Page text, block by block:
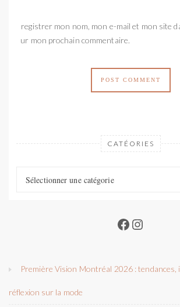
Enregistrer mon nom, mon e-mail et mon site
pour mon prochain commentaire.
CATÉORIES
Sélectionner une catégorie
Facebook
Première Vision Montréal 2026 :
réflexion sur la mode